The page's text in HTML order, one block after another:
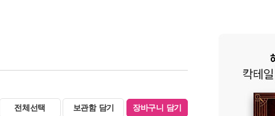
전체선택 보관함 담기 장바구니 담기